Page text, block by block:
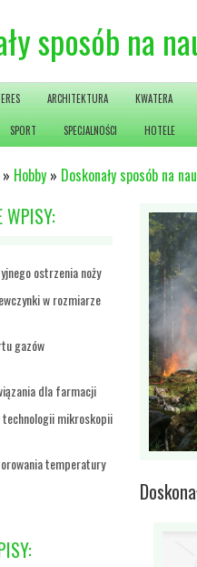
sposób na
ARCHITEKTURA KWATERA
SPORT SPECJALNOŚCI HOTELE
» Hobby » Doskonały sposób na
WPISY:
ostrzenia noży
w rozmiarze
gazów
dla farmacji
mikroskopii
temperatury